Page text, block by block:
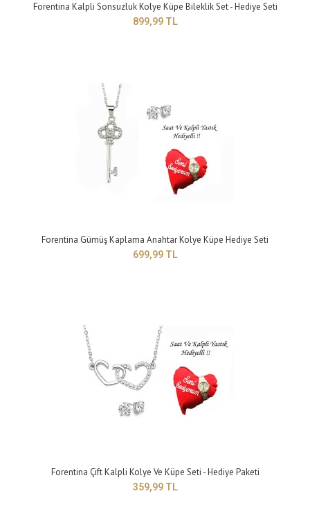
399,99 TL
Yapısı: bijuteriZincir Uzunluğu: 42 cmMaden Rengi: sarıTaş Rengi
:beyazBileklik Modeli: ayarlanabili..
Sonsuzluk Takı Seti - Kolye Küpe Bileklik Set PS0405
299,99 TL
beyazBileklik Modeli: ayarlabilir..
Forentina Kalpli Sonsuzluk Kolye Küpe Bileklik Set - Hediye Seti
899,99 TL
Forentina Gümüş Kaplama Anahtar Kolye Küpe Hediye Seti
699,99 TL
Forentina Çift Kalpli Kolye Ve Küpe Seti - Hediye Paketi
359,99 TL